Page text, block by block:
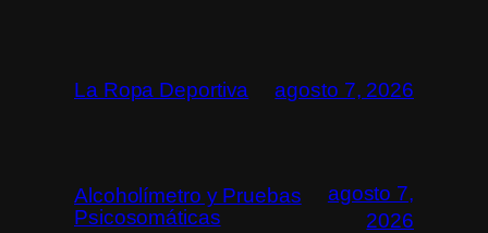
La Ropa Deportiva agosto 7, 2026
Alcoholímetro y Pruebas
Psicosomáticas
agosto 7,
2026